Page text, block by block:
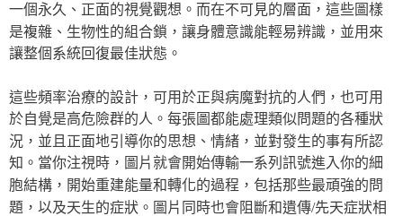
一個永久、正面的視覺觀想。而在不可見的層面，這些圖樣
是複雜、生物性的組合鎖，讓身體意識能輕易辨識，並用來
讓整個系統回復最佳狀態。
這些頻率治療的設計，可用於正與病魔對抗的人們，也可用
於自覺是高危險群的人。每張圖都能處理類似問題的各種狀
況，並且正面地引導你的思想、情緒，並對發生的事有所認
知。當你注視時，圖片就會開始傳輸一系列訊號進入你的細
胞結構，開始重建能量和轉化的過程，包括那些最頑強的問
題，以及天生的症狀。圖片同時也會阻斷和遺傳/先天症狀相